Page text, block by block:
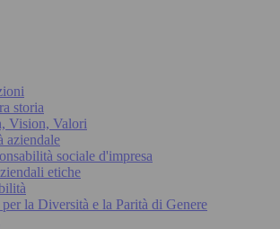
storia
Vision, Valori
aziendale
sociale d'impresa
etiche
la Diversità e la Parità di Genere